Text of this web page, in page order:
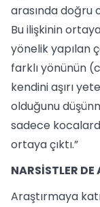
arasında doğru
Bu ilişkinin
yönelik yapılan
farklı yönünün
kendini aşırı
olduğunu
sadece
ortaya çıktı.”
NARSİSTLER
Araştırmaya